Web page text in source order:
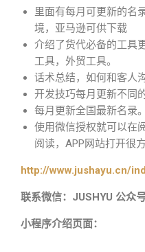
里面有每月可更新的名
境，亚马逊可供下载
介绍了货代必备的工具
工具，外贸工具。
话术总结，如何和客人
开发技巧每月更新不同
每月更新全国最新名录。
使用微信授权就可以在
阅读，APP网站打开很方
http://www.jushayu.cn/
联系微信：JUSHYU 公众
小程序介绍页面：